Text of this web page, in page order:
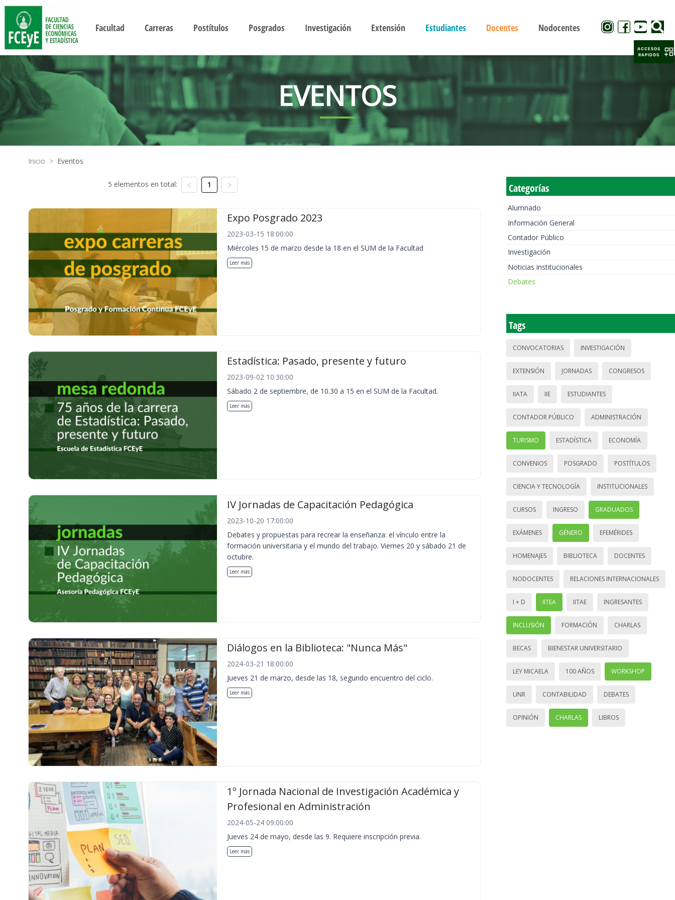
Facultad Carreras Postítulos Posgrados Investigación Extensión Estudiantes Docentes Nodocentes
EVENTOS
Inicio > Eventos
5 elementos en total: 1
Expo Posgrado 2023
2023-03-15 18:00:00
Miércoles 15 de marzo desde la 18 en el SUM de la Facultad
Leer más
Estadística: Pasado, presente y futuro
2023-09-02 10:30:00
Sábado 2 de septiembre, de 10.30 a 15 en el SUM de la Facultad.
Leer más
IV Jornadas de Capacitación Pedagógica
2023-10-20 17:00:00
Debates y propuestas para recrear la enseñanza: el vínculo entre la
formación universitaria y el mundo del trabajo. Viernes 20 y sábado 21 de
octubre.
Leer más
Diálogos en la Biblioteca: "Nunca Más"
2024-03-21 18:00:00
Jueves 21 de marzo, desde las 18, segundo encuentro del ciclo.
Leer más
1º Jornada Nacional de Investigación Académica y
Profesional en Administración
2024-05-24 09:00:00
Jueves 24 de mayo, desde las 9. Requiere inscripción previa.
Leer más
Categorías
Alumnado
Información General
Contador Público
Investigación
Noticias institucionales
Debates
Tags
CONVOCATORIAS INVESTIGACIÓN
EXTENSIÓN JORNADAS CONGRESOS
IIATA IIE ESTUDIANTES
CONTADOR PÚBLICO ADMINISTRACIÓN
TURISMO ESTADÍSTICA ECONOMÍA
CONVENIOS POSGRADO POSTÍTULOS
CIENCIA Y TECNOLOGÍA INSTITUCIONALES
CURSOS INGRESO GRADUADOS
EXÁMENES GÉNERO EFEMÉRIDES
HOMENAJES BIBLIOTECA DOCENTES
NODOCENTES RELACIONES INTERNACIONALES
I + D IITEA IITAE INGRESANTES
INCLUSIÓN FORMACIÓN CHARLAS
BECAS BIENESTAR UNIVERSITARIO
LEY MICAELA 100 AÑOS WORKSHOP
UNR CONTABILIDAD DEBATES
OPINIÓN CHARLAS LIBROS
ACCESOS
RAPIDOS